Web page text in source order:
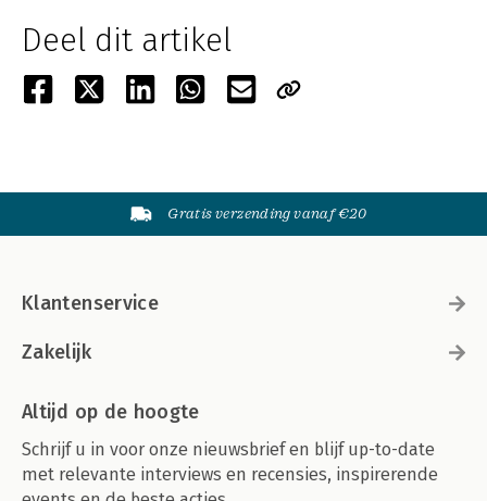
Deel dit artikel
Gratis verzending vanaf €20
Klantenservice
Zakelijk
Altijd op de hoogte
Schrijf u in voor onze nieuwsbrief en blijf up-to-date
met relevante interviews en recensies, inspirerende